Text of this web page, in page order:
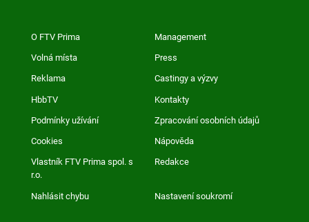
O FTV Prima Management
Volná místa Press
Reklama Castingy a výzvy
HbbTV Kontakty
Podmínky užívání Zpracování osobních údajů
Cookies Nápověda
Vlastník FTV Prima spol. s
r.o.
Redakce
Nahlásit chybu Nastavení soukromí